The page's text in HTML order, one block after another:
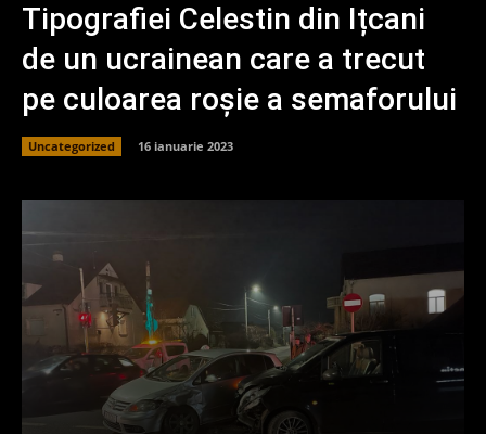
Tipografiei Celestin din Ițcani
de un ucrainean care a trecut
pe culoarea roșie a semaforului
Uncategorized 16 ianuarie 2023